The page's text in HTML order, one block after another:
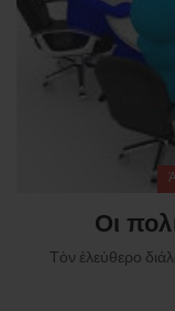
Οι
Τὸν ἐλεύθερο